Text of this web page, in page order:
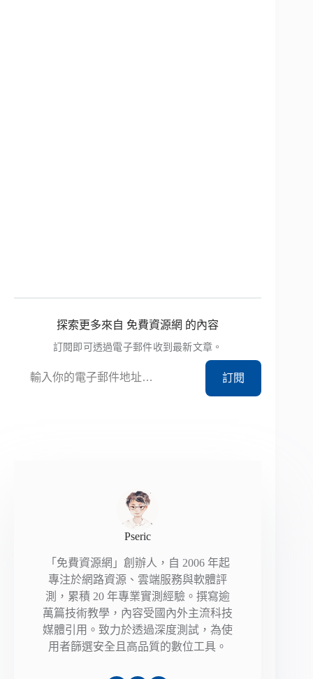
探索更多來自 免費資源網 的內容
訂閱即可透過電子郵件收到最新文章。
訂閱
Pseric
「免費資源網」創辦人，自 2006 年起
專注於網路資源、雲端服務與軟體評
測，累積 20 年專業實測經驗。撰寫逾
萬篇技術教學，內容受國內外主流科技
媒體引用。致力於透過深度測試，為使
用者篩選安全且高品質的數位工具。